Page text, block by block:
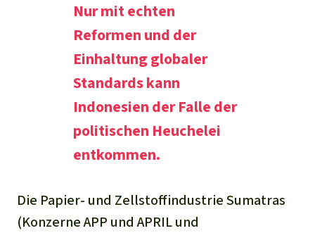
Nur mit echten
Reformen und der
Einhaltung globaler
Standards kann
Indonesien der Falle der
politischen Heuchelei
entkommen.
Die Papier- und Zellstoffindustrie Sumatras
(Konzerne APP und APRIL und